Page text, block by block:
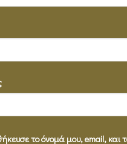
το όνομά μου, email, και